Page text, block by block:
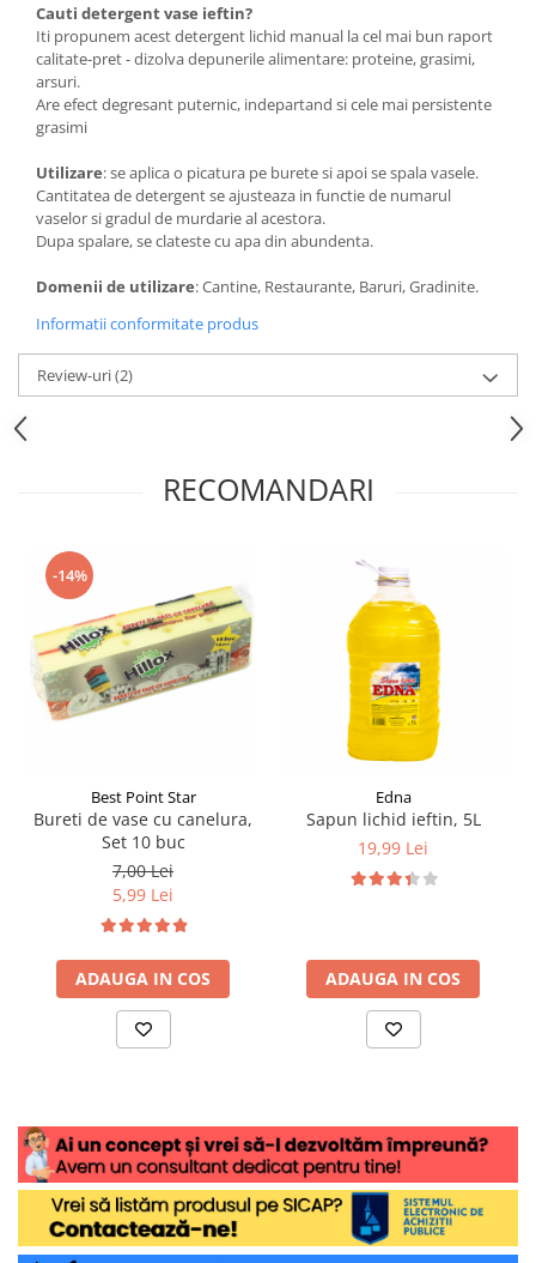
Cauti detergent vase ieftin?
Iti propunem acest detergent lichid manual la cel mai bun raport
calitate-pret - dizolva depunerile alimentare: proteine, grasimi,
arsuri.
Are efect degresant puternic, indepartand si cele mai persistente
grasimi
Utilizare: se aplica o picatura pe burete si apoi se spala vasele.
Cantitatea de detergent se ajusteaza in functie de numarul
vaselor si gradul de murdarie al acestora.
Dupa spalare, se clateste cu apa din abundenta.
Domenii de utilizare: Cantine, Restaurante, Baruri, Gradinite.
Informatii conformitate produs
Review-uri(2)
RECOMANDARI
-14%
Best Point Star
Bureti de vase cu canelura,
Set 10 buc
7,00 Lei
5,99 Lei
ADAUGA IN COS
Edna
Sapun lichid ieftin, 5L
19,99 Lei
ADAUGA IN COS